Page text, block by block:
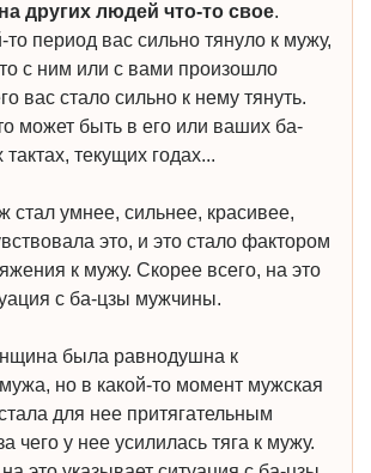
других людей что-то свое.
то период вас сильно тянуло к мужу,
с ним или с вами произошло
вас стало сильно к нему тянуть.
может быть в его или ваших ба-
текущих годах...
стал умнее, сильнее, красивее,
это, и это стало фактором
к мужу. Скорее всего, на это
с ба-цзы мужчины.
была равнодушна к
но в какой-то момент мужская
для нее притягательным
чего у нее усилилась тяга к мужу.